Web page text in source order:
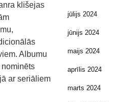
klišejas
Albumu
nominēts
ar seriāliem
jūlijs 2024
jūnijs 2024
maijs 2024
aprīlis 2024
marts 2024